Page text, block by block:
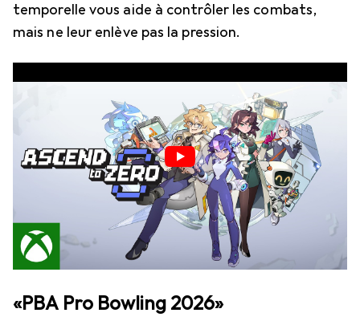
temporelle vous aide à contrôler les combats,
mais ne leur enlève pas la pression.
«PBA Pro Bowling 2026»